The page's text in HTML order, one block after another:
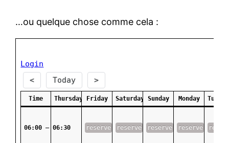
…ou quelque chose comme cela :
Login
<
Today >
Time Thursday Friday Saturday Sunday Monday
06:00 – 06:30
- reserve reserve reserve reserve